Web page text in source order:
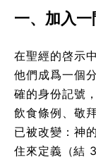
一、加入
在聖經的啓示
他們成爲一個
確的身份記號
飲食條例、敬
已被改變：神
住來定義（結